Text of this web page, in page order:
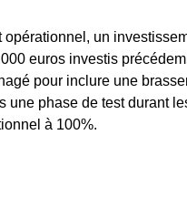
opérationnel, un
euros investis
pour inclure une
une phase de test durant
à 100%.